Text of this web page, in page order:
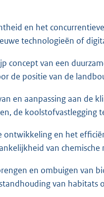
en het
technologieën of
concept van een
de positie van de
en aanpassing aan de
de koolstofvastlegging
ontwikkeling en het
van
en ombuigen van
van habitats